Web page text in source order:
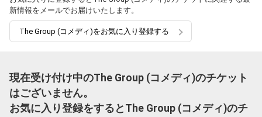
新情報をメールでお届けいたします。
The Group (コメディ)をお気に入り登録する
現在受け付け中のThe Group (コメディ)のチケット
はございません。
お気に入り登録をするとThe Group (コメディ)のチ